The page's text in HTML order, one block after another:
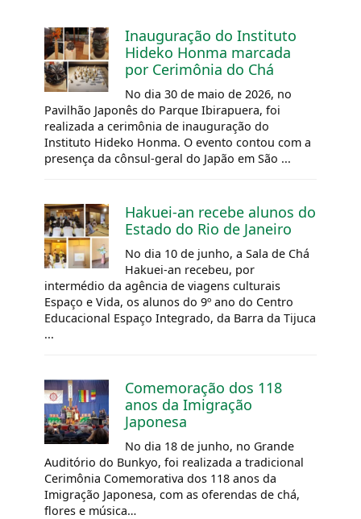
Inauguração do Instituto
Hideko Honma marcada
por Cerimônia do Chá
No dia 30 de maio de 2026, no
Pavilhão Japonês do Parque Ibirapuera, foi
realizada a cerimônia de inauguração do
Instituto Hideko Honma. O evento contou com a
presença da cônsul-geral do Japão em São ...
Hakuei-an recebe alunos do
Estado do Rio de Janeiro
No dia 10 de junho, a Sala de Chá
Hakuei-an recebeu, por
intermédio da agência de viagens culturais
Espaço e Vida, os alunos do 9º ano do Centro
Educacional Espaço Integrado, da Barra da Tijuca
...
Comemoração dos 118
anos da Imigração
Japonesa
No dia 18 de junho, no Grande
Auditório do Bunkyo, foi realizada a tradicional
Cerimônia Comemorativa dos 118 anos da
Imigração Japonesa, com as oferendas de chá,
flores e música…